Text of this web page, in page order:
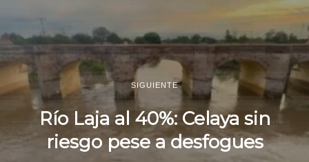
SIGUIENTE
Río Laja al 40%: Celaya sin
riesgo pese a desfogues